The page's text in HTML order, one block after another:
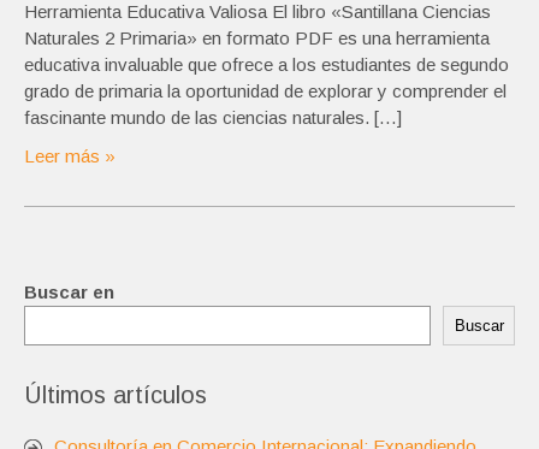
Herramienta Educativa Valiosa El libro «Santillana Ciencias
Naturales 2 Primaria» en formato PDF es una herramienta
educativa invaluable que ofrece a los estudiantes de segundo
grado de primaria la oportunidad de explorar y comprender el
fascinante mundo de las ciencias naturales. […]
Leer más »
Buscar en
Buscar
Últimos artículos